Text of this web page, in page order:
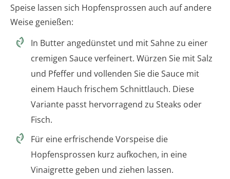
Speise lassen sich Hopfensprossen auch auf andere
Weise genießen:
In Butter angedünstet und mit Sahne zu einer
cremigen Sauce verfeinert. Würzen Sie mit Salz
und Pfeffer und vollenden Sie die Sauce mit
einem Hauch frischem Schnittlauch. Diese
Variante passt hervorragend zu Steaks oder
Fisch.
Für eine erfrischende Vorspeise die
Hopfensprossen kurz aufkochen, in eine
Vinaigrette geben und ziehen lassen.